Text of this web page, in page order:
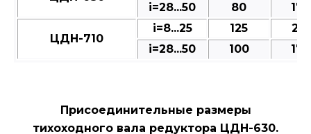
і=28...50
80 170
ЦДН-710
і=8...25 125
210
і=28...50
100 170
Присоединительные размеры
тихоходного вала редуктора ЦДН-630.